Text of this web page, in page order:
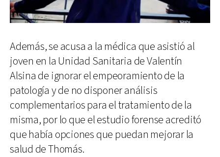
Además, se acusa a la médica que asistió al
joven en la Unidad Sanitaria de Valentín
Alsina de ignorar el empeoramiento de la
patología y de no disponer análisis
complementarios para el tratamiento de la
misma, por lo que el estudio forense acreditó
que había opciones que puedan mejorar la
salud de Thomás.